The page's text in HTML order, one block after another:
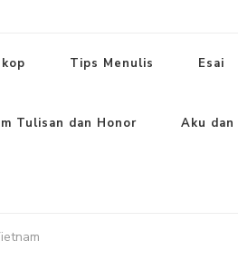
Tips Menulis Esai
Tulisan dan Honor Aku dan